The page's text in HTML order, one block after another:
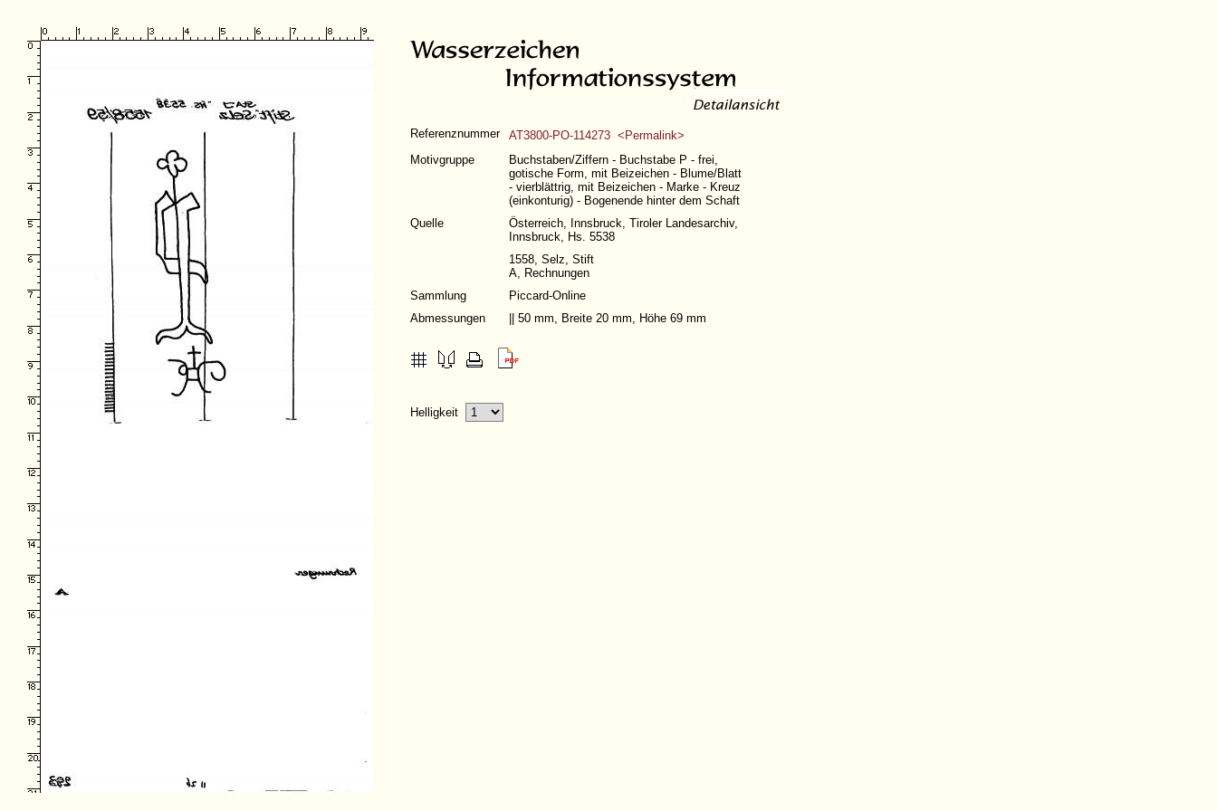
Referenznummer
AT3800-PO-114273 <Permalink>
Motivgruppe
Buchstaben/Ziffern - Buchstabe P - frei,
gotische Form, mit Beizeichen - Blume/Blatt
- vierblättrig, mit Beizeichen - Marke - Kreuz
(einkonturig) - Bogenende hinter dem Schaft
Quelle
Österreich, Innsbruck, Tiroler Landesarchiv,
Innsbruck, Hs. 5538
1558, Selz, Stift
A, Rechnungen
Sammlung
Piccard-Online
Abmessungen
|| 50 mm, Breite 20 mm, Höhe 69 mm
Helligkeit